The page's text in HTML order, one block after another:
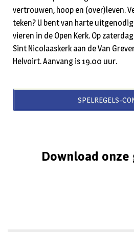
vertrouwen, hoop en (over)leven.
teken? U bent van harte
vieren in de Open Kerk. Op
Sint Nicolaaskerk aan de Van
Helvoirt. Aanvang is 19.00 uur.
SPELREGELS-
Download